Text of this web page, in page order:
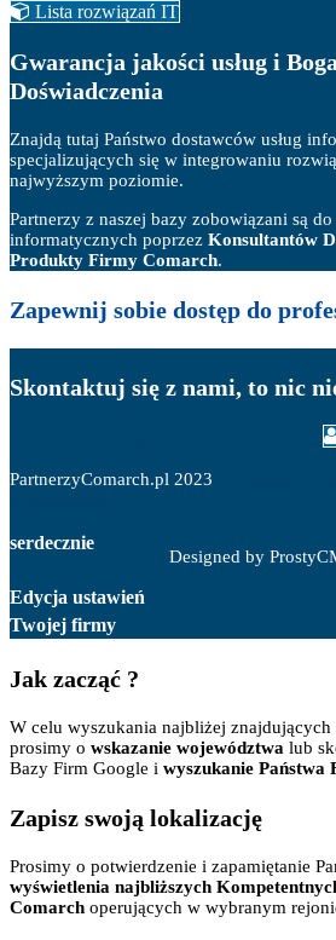
Lista rozwiązań IT
Gwarancja jakości usług i
Doświadczenia
Znajdą tutaj Państwo dostawców usług
specjalizujących się w integrowaniu
najwyższym poziomie.
Partnerzy z naszej bazy zobowiązani są do
informatycznych poprzez Konsultantów
Produkty Firmy Comarch.
Zapewnij sobie dostęp do
Skontaktuj się z nami, to nic
PartnerzyComarch.pl 2023
Designed by
serdecznie
Edycja ustawień
Twojej firmy
Jak zacząć ?
W celu wyszukania najbliżej znajdujących
prosimy o wskazanie województwa lub
Bazy Firm Google i wyszukanie Państwa
Zapisz swoją lokalizację
Prosimy o potwierdzenie i zapamiętanie
wyświetlenia najbliższych
Comarch operujących w wybranym